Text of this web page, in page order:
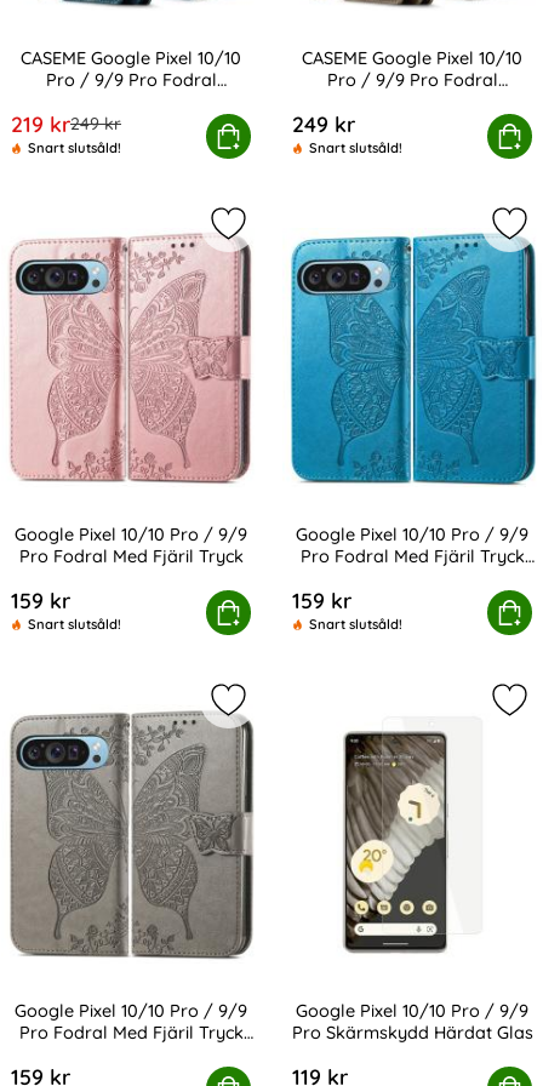
CASEME Google Pixel 10/10
Pro / 9/9 Pro Fodral
rea pris
219 krtidigare pris
249 kr
Snart slutsåld!
Köp
Google Pixel 10/10 Pro / 9/9 Pro Fodral Multifunktionell
CASEME Google Pixel 10/10
Pro / 9/9 Pro Fodral
249 kr
Snart slutsåld!
Köp
CASEME Google Pixel 10/10 Pro /
Google Pixel 10/10 Pro / 9/9
Pro Fodral Med Fjäril Tryck
159 kr
Snart slutsåld!
Köp
Pixel 10/10 Pro / 9/9 Pro Fodral Med Fjäril Tryck
Markera google Pixel 10/10 Pro /
Google Pixel 10/10 Pro / 9/9
Pro Fodral Med Fjäril Tryck
159 kr
Snart slutsåld!
Köp
Google Pixel 10/10 Pro / 9/9 Pro
Google Pixel 10/10 Pro / 9/9
Pro Fodral Med Fjäril Tryck
159 kr
Markera google Pixel 10/10 Pro /
Google Pixel 10/10 Pro / 9/9
Pro Skärmskydd Härdat Glas
119 kr